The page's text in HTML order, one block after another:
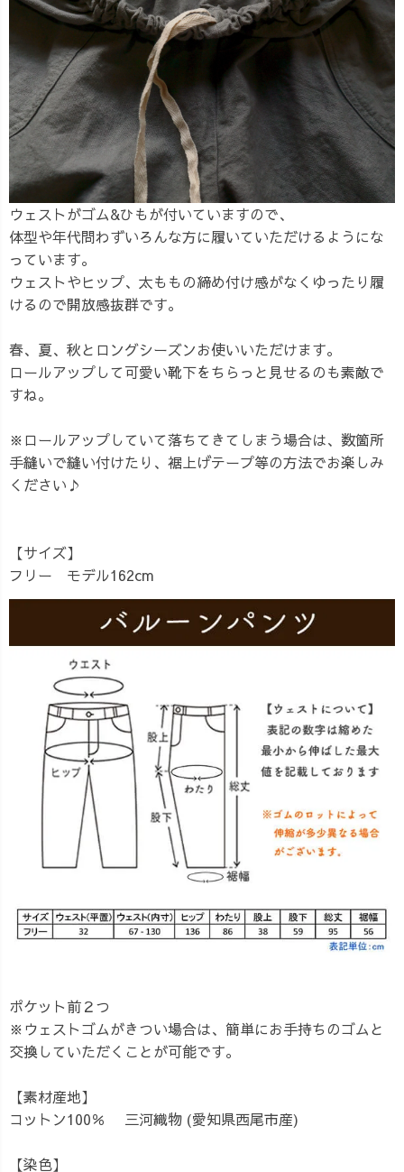
ウェストがゴム&ひもが付いていますので、
体型や年代問わずいろんな方に履いていただけるようにな
っています。
ウェストやヒップ、太ももの締め付け感がなくゆったり履
けるので開放感抜群です。
春、夏、秋とロングシーズンお使いいただけます。
ロールアップして可愛い靴下をちらっと見せるのも素敵で
すね。
※ロールアップしていて落ちてきてしまう場合は、数箇所
手縫いで縫い付けたり、裾上げテープ等の方法でお楽しみ
ください♪
【サイズ】
フリー モデル162cm
ポケット前２つ
※ウェストゴムがきつい場合は、簡単にお手持ちのゴムと
交換していただくことが可能です。
【素材産地】
コットン100％ 三河織物 (愛知県西尾市産)
【染色】